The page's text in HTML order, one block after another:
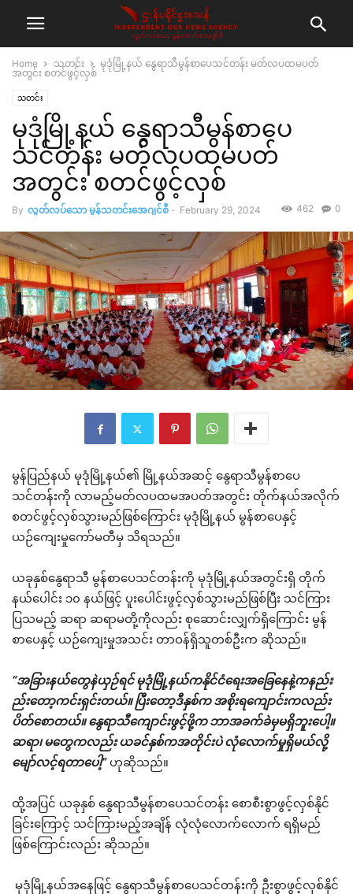
Home သတင်း
မုဒုံမြို့နယ် နွေရာသီမွန်စာပေသင်တန်း မတ်လပထမပတ်
အတွင်း စတင်ဖွင့်လှစ်
သတင်း
မုဒုံမြို့နယ် နွေရာသီမွန်စာပေ
သင်တန်း မတ်လပထမပတ်
အတွင်း စတင်ဖွင့်လှစ်
By လွတ်လပ်သော မွန်သတင်းအေဂျင်စီ - February 29, 2024 0
462
မွန်ပြည်နယ် မုဒုံမြို့နယ်၏ မြို့နယ်အဆင့် နွေရာသီမွန်စာပေ
သင်တန်းကို လာမည့်မတ်လပထမအပတ်အတွင်း တိုက်နယ်အလိုက်
စတင်ဖွင့်လှစ်သွားမည်ဖြစ်ကြောင်း မုဒုံမြို့နယ် မွန်စာပေနှင့်
ယဉ်ကျေးမှုကော်မတီမှ သိရသည်။
ယခုနှစ်နွေရာသီ မွန်စာပေသင်တန်းကို မုဒုံမြို့နယ်အတွင်းရှိ တိုက်
နယ်ပေါင်း ၁၀ နယ်ဖြင့် ပူးပေါင်းဖွင့်လှစ်သွားမည်ဖြစ်ပြီး သင်ကြား
ပြသမည့် ဆရာ ဆရာမတို့ကိုလည်း စုဆောင်းလျှက်ရှိကြောင်း မွန်
စာပေနှင့် ယဉ်ကျေးမှုအသင်း တာဝန်ရှိသူတစ်ဦးက ဆိုသည်။
“အခြားနယ်တွေနဲယှဉ်ရင် မုဒုံမြို့နယ်ကနိုင်ငံရေးအခြေနေနဲ့ကနည်း
ည်းတော့ကင်းရှင်းတယ်။ ပြီးတော့ဒီနှစ်က အစိုးရကျောင်းကလည်း
ပိတ်စောတယ်။ နွေရာသီကျောင်းဖွင့်ဖို့က ဘာအခက်ခဲမှမရှိဘူးပေါ့။
ဆရာ၊ မတွေကလည်း ယခင်နှစ်ကအတိုင်းပဲ လုံလောက်မှုရှိမယ်လို့
မျော်လင့်ရတာပေါ့”ဟုဆိုသည်။
ထို့အပြင် ယခုနှစ် နွေရာသီမွန်စာပေသင်တန်း စောစီးစွာဖွင့်လှစ်နိုင်
ခြင်းကြောင့် သင်ကြားမည့်အချိန် လုံလုံလောက်လောက် ရရှိမည်
ဖြစ်ကြောင်းလည်း ဆိုသည်။
မုဒုံမြို့နယ်အနေဖြင့် နွေရာသီမွန်စာပေသင်တန်းကို ဦးစွာဖွင့်လှစ်နိုင်